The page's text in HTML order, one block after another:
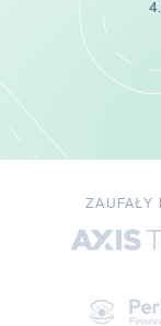
ZAUFAŁY